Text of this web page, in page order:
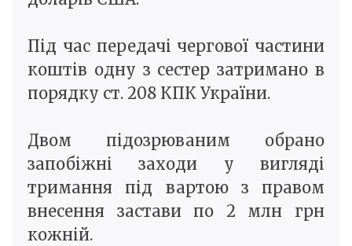
Під час передачі чергової частини
коштів одну з сестер затримано в
порядку ст. 208 КПК України.
Двом підозрюваним обрано
запобіжні заходи у вигляді
тримання під вартою з правом
внесення застави по 2 млн грн
кожній.